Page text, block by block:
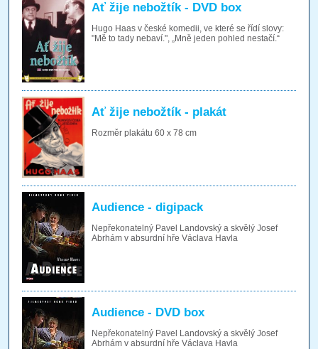
Ať žije nebožtík - DVD box
Hugo Haas v české komedii, ve které se řídí slovy:
"Mě to tady nebaví.", „Mně jeden pohled nestačí.“
Ať žije nebožtík - plakát
Rozměr plakátu 60 x 78 cm
Audience - digipack
Nepřekonatelný Pavel Landovský a skvělý Josef
Abrhám v absurdní hře Václava Havla
Audience - DVD box
Nepřekonatelný Pavel Landovský a skvělý Josef
Abrhám v absurdní hře Václava Havla